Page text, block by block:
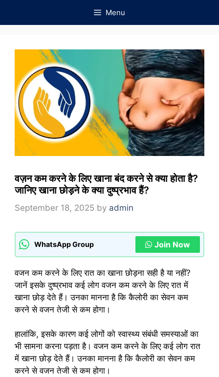
Menu
वज़न कम करने के लिए खाना बंद करने से क्या होता है?
जानिए खाना छोड़ने के क्या दुष्प्रभाव हैं?
September 18, 2025 by admin
WhatsApp Group Join Now
वजन कम करने के लिए रात का खाना छोड़ना सही है या नहीं?
जानें इसके दुष्प्रभाव कई लोग वजन कम करने के लिए रात में
खाना छोड़ देते हैं। उनका मानना ​​है कि कैलोरी का सेवन कम
करने से वजन तेजी से कम होगा।
हालांकि, इसके कारण कई लोगों को स्वास्थ्य संबंधी समस्याओं का
भी सामना करना पड़ता है। वजन कम करने के लिए कई लोग रात
में खाना छोड़ देते हैं। उनका मानना ​​है कि कैलोरी का सेवन कम
करने से वजन तेजी से कम होगा।